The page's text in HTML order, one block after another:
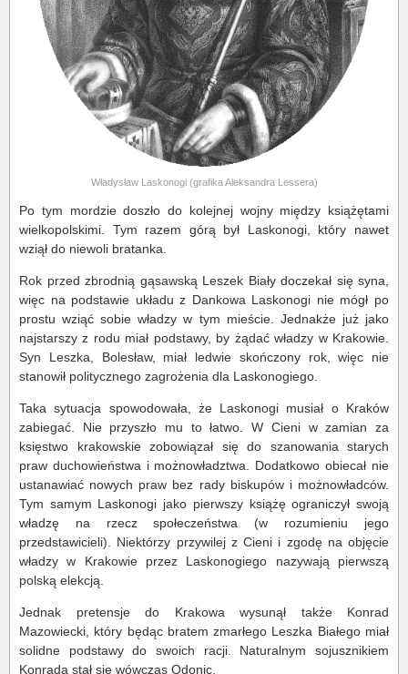
Władysław Laskonogi (grafika Aleksandra Lessera)
Po tym mordzie doszło do kolejnej wojny między książętami
wielkopolskimi. Tym razem górą był Laskonogi, który nawet
wziął do niewoli bratanka.
Rok przed zbrodnią gąsawską Leszek Biały doczekał się syna,
więc na podstawie układu z Dankowa Laskonogi nie mógł po
prostu wziąć sobie władzy w tym mieście. Jednakże już jako
najstarszy z rodu miał podstawy, by żądać władzy w Krakowie.
Syn Leszka, Bolesław, miał ledwie skończony rok, więc nie
stanowił politycznego zagrożenia dla Laskonogiego.
Taka sytuacja spowodowała, że Laskonogi musiał o Kraków
zabiegać. Nie przyszło mu to łatwo. W Cieni w zamian za
księstwo krakowskie zobowiązał się do szanowania starych
praw duchowieństwa i możnowładztwa. Dodatkowo obiecał nie
ustanawiać nowych praw bez rady biskupów i możnowładców.
Tym samym Laskonogi jako pierwszy książę ograniczył swoją
władzę na rzecz społeczeństwa (w rozumieniu jego
przedstawicieli). Niektórzy przywilej z Cieni i zgodę na objęcie
władzy w Krakowie przez Laskonogiego nazywają pierwszą
polską elekcją.
Jednak pretensje do Krakowa wysunął także Konrad
Mazowiecki, który będąc bratem zmarłego Leszka Białego miał
solidne podstawy do swoich racji. Naturalnym sojusznikiem
Konrada stał się wówczas Odonic.